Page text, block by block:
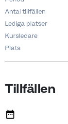
Antal tillfällen
Lediga platser
Kursledare
Plats
Tillfällen